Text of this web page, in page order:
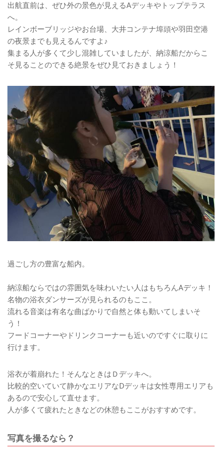
出航直前は、ぜひ外の景色が見えるAデッキやトップテラス
へ。
レインボーブリッジやお台場、大井コンテナ埠頭や羽田空港
の夜景までも見えるんですよ♪
集まる人が多くて少し混雑していましたが、納涼船だからこ
そ見ることのできる絶景をぜひ見ておきましょう！
過ごし方の豊富な船内。
納涼船ならではの雰囲気を味わいたい人はもちろんAデッキ！
名物の浴衣ダンサーズが見られるのもここ。
流れる音楽は有名な曲ばかりで自然と体も動いてしまいそ
う！
フードコーナーやドリンクコーナーも近いのですぐに取りに
行けます。
浴衣が着崩れた！そんなときはＤデッキへ。
比較的空いていて静かなエリアなDデッキは女性専用エリアも
あるので安心して直せます。
人が多くて疲れたときなどの休憩もここがおすすめです。
写真を撮るなら？